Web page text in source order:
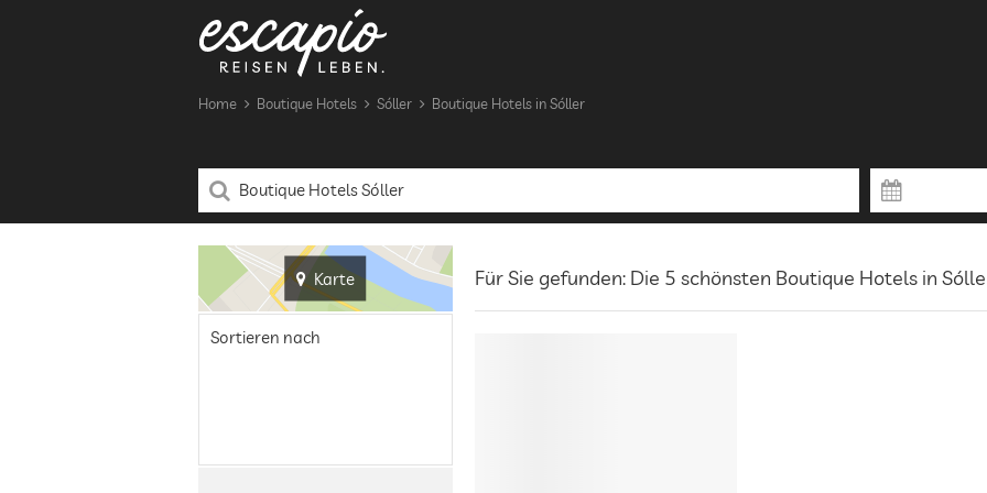
Home Boutique Hotels Sóller Boutique Hotels in Sóller
Karte Für Sie gefunden: Die 5 schönsten Boutique Hotels in
Sortieren nach